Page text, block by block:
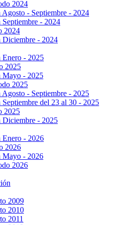
2024
- Septiembre - 2024
- 2024
2024
Diciembre - 2024
Enero - 2025
2025
Mayo - 2025
2025
- Septiembre - 2025
del 23 al 30 - 2025
2025
Diciembre - 2025
Enero - 2026
2026
Mayo - 2026
2026
2009
2010
2011